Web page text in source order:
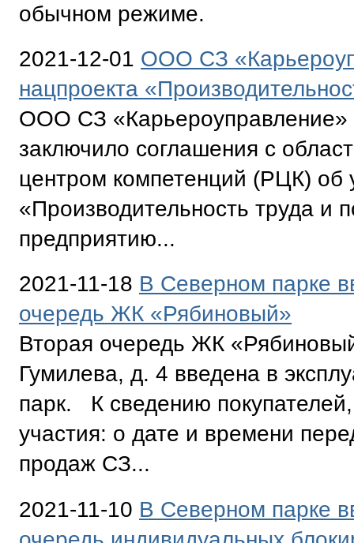
обычном режиме.
2021-12-01 ООО СЗ
нацпроекта
ООО СЗ
заключило соглашения с
центром компетенций (РЦК) об
«Производительность труда и
предприятию...
2021-11-18 В Северном парке
очередь ЖК «Рябиновый»
Вторая очередь ЖК
Гумилева, д. 4 введена в
парк. К сведению
участия: о дате и времени
продаж СЗ...
2021-11-10 В Северном парке